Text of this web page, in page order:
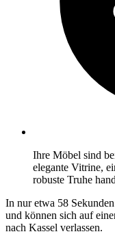
Ihre Möbel sind
elegante Vitrine,
robuste Truhe
In nur etwa 58
und können sich auf
nach Kassel verlassen.